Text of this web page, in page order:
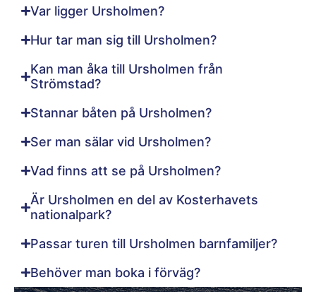
Var ligger Ursholmen?
Hur tar man sig till Ursholmen?
Kan man åka till Ursholmen från
Strömstad?
Stannar båten på Ursholmen?
Ser man sälar vid Ursholmen?
Vad finns att se på Ursholmen?
Är Ursholmen en del av Kosterhavets
nationalpark?
Passar turen till Ursholmen barnfamiljer?
Behöver man boka i förväg?